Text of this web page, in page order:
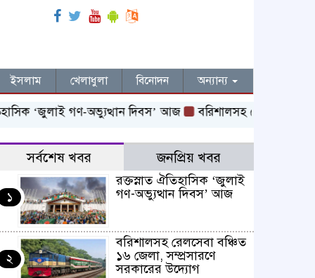
ইসলাম খেলাধুলা বিনোদন অন্যান্য
‌‘জুলাই গণ-অভ্যুত্থান দিবস’ আজ বরিশালসহ রেলসেবা বঞ্চিত
সর্বশেষ খবর জনপ্রিয় খবর
১
রক্তস্নাত ঐতিহাসিক ‌‘জুলাই
গণ-অভ্যুত্থান দিবস’ আজ
২
বরিশালসহ রেলসেবা বঞ্চিত
১৬ জেলা, সম্প্রসারণে
সরকারের উদ্যোগ